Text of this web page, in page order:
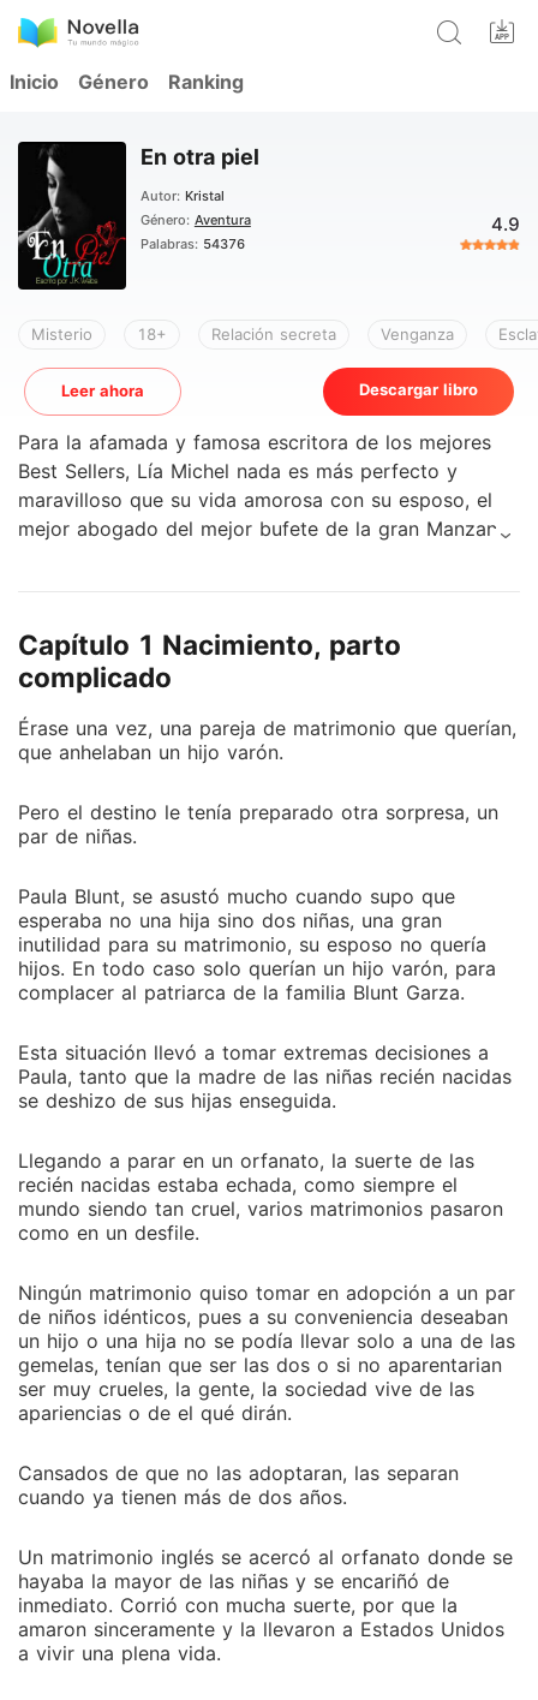
Inicio Género Ranking
En otra piel
Autor: Kristal
Género: Aventura
Palabras: 54376
4.9
Misterio 18+ Relación secreta Venganza
Leer ahora Descargar libro
Para la afamada y famosa escritora de los mejores
Best Sellers, Lía Michel nada es más perfecto y
maravilloso que su vida amorosa con su esposo, el
mejor abogado del mejor bufete de la gran Manzana
guardan algunos secretos de la muy llamativa pareja
perfecta. Lía nunca expone ante sus seguidores y
existencia de algo o alguien que la averguenza, hasta
que un día así como florece una planta, sale a
"Una hermana idéntica a ella" que es igual a ella, solo
en la superficie, por que por dentro Marianela está
entender de ella. En esta historia no hay una
protagonista, hay más de una, cada una con su
propia versión y un pasado cruel que la embarga
hasta llegar a ser lo que es en el presente. ¿Podrías
trae acaso cada uno su propio beneficio en la vida?
Sería Marianela la malvada intrusa en esta ecuación
perfecta, o habrá algo más de sorpresa? Viva la
...
Capítulo 1 Nacimiento, parto
complicado
Érase una vez, una pareja de matrimonio que querían,
que anhelaban un hijo varón.
Pero el destino le tenía preparado otra sorpresa, un
par de niñas.
Paula Blunt, se asustó mucho cuando supo que
esperaba no una hija sino dos niñas, una gran
inutilidad para su matrimonio, su esposo no quería
hijos. En todo caso solo querían un hijo varón, para
complacer al patriarca de la familia Blunt Garza.
Esta situación llevó a tomar extremas decisiones a
Paula, tanto que la madre de las niñas recién nacidas
se deshizo de sus hijas enseguida.
Llegando a parar en un orfanato, la suerte de las
recién nacidas estaba echada, como siempre el
mundo siendo tan cruel, varios matrimonios pasaron
como en un desfile.
Ningún matrimonio quiso tomar en adopción a un par
de niños idénticos, pues a su conveniencia deseaban
un hijo o una hija no se podía llevar solo a una de las
gemelas, tenían que ser las dos o si no aparentarian
ser muy crueles, la gente, la sociedad vive de las
apariencias o de el qué dirán.
Cansados de que no las adoptaran, las separan
cuando ya tienen más de dos años.
Un matrimonio inglés se acercó al orfanato donde se
hayaba la mayor de las niñas y se encariñó de
inmediato. Corrió con mucha suerte, por que la
amaron sinceramente y la llevaron a Estados Unidos
a vivir una plena vida.